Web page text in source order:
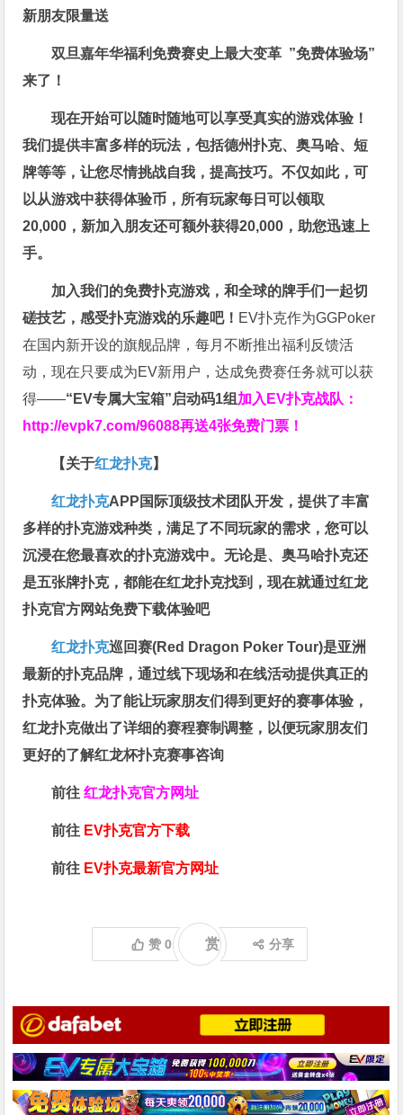
新朋友限量送
双旦嘉年华福利免费赛史上最大变革 ”免费体验场”
来了！
现在开始可以随时随地可以享受真实的游戏体验！
我们提供丰富多样的玩法，包括德州扑克、奥马哈、短
牌等等，让您尽情挑战自我，提高技巧。不仅如此，可
以从游戏中获得体验币，所有玩家每日可以领取
20,000，新加入朋友还可额外获得20,000，助您迅速上
手。
加入我们的免费扑克游戏，和全球的牌手们一起切
磋技艺，感受扑克游戏的乐趣吧！ EV扑克作为GGPoker
在国内新开设的旗舰品牌，每月不断推出福利反馈活
动，现在只要成为EV新用户，达成免费赛任务就可以获
得——“EV专属大宝箱”启动码1组 加入EV扑克战队：
http://evpk7.com/96088再送4张免费门票！
【关于红龙扑克】
红龙扑克APP国际顶级技术团队开发，提供了丰富
多样的扑克游戏种类，满足了不同玩家的需求，您可以
沉浸在您最喜欢的扑克游戏中。无论是、奥马哈扑克还
是五张牌扑克，都能在红龙扑克找到，现在就通过红龙
扑克官方网站免费下载体验吧
红龙扑克巡回赛​(Red Dragon Poker Tour)是亚洲
最新的扑克品牌，通过线下现场和在线活动提供真正的
扑克体验。为了能让玩家朋友们得到更好的赛事体验，
红龙扑克做出了详细的赛程赛制调整，以便玩家朋友们
更好的了解红龙杯扑克赛事咨询
前往红龙扑克官方网址
前往 EV扑克官方下载
前往 EV扑克最新官方网址
赞0 赏 分享